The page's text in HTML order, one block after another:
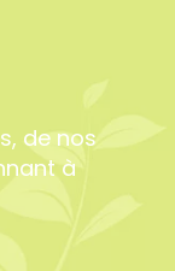
de nos
à